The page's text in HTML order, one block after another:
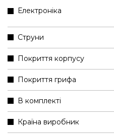
Електроніка
Струни
Покриття корпусу
Покриття грифа
В комплекті
Країна виробник